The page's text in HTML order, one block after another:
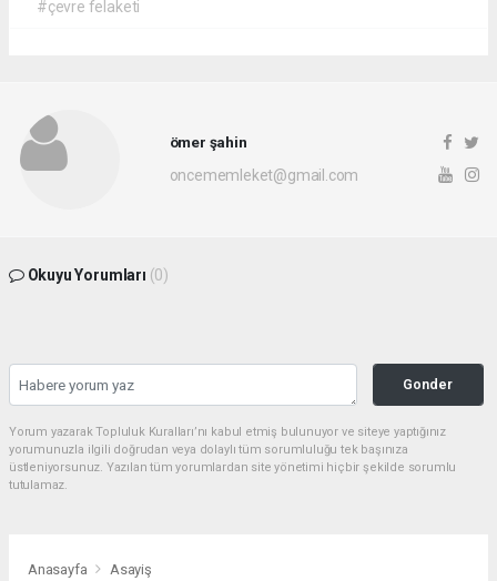
#çevre felaketi
ömer şahin
oncememleket@gmail.com
Okuyu Yorumları (0)
Gonder
Yorum yazarak Topluluk Kuralları’nı kabul etmiş bulunuyor ve siteye yaptığınız
yorumunuzla ilgili doğrudan veya dolaylı tüm sorumluluğu tek başınıza
üstleniyorsunuz. Yazılan tüm yorumlardan site yönetimi hiçbir şekilde sorumlu
tutulamaz.
Anasayfa Asayiş